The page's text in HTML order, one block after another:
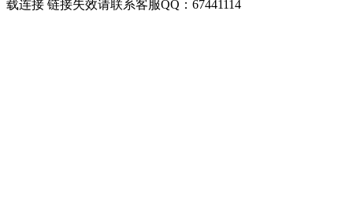
载连接 链接失效请联系客服QQ：67441114